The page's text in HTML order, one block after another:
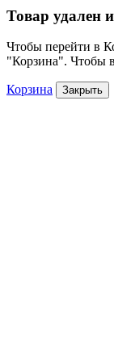
Товар удален
Чтобы перейти в
"Корзина". Чтобы
Корзина Закрыть